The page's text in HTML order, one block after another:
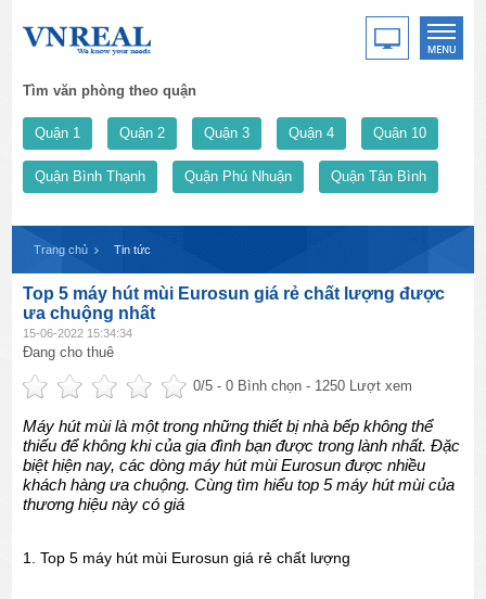
Tìm văn phòng theo quận
Quận 1 Quận 2 Quận 3 Quận 4 Quận 10
Quận Bình Thạnh Quận Phú Nhuận Quận Tân Bình
Trang chủ Tin tức
Top 5 máy hút mùi Eurosun giá rẻ chất lượng được
ưa chuộng nhất
15-06-2022 15:34:34
Đang cho thuê
0/5 -0 Bình chọn - 1250 Lượt xem
Máy hút mùi là một trong những thiết bị nhà bếp không thể
thiếu để không khi của gia đình bạn được trong lành nhất. Đặc
biệt hiện nay, các dòng máy hút mùi Eurosun được nhiều
khách hàng ưa chuộng. Cùng tìm hiểu top 5 máy hút mùi của
thương hiệu này có giá
1. Top 5 máy hút mùi Eurosun giá rẻ chất lượng